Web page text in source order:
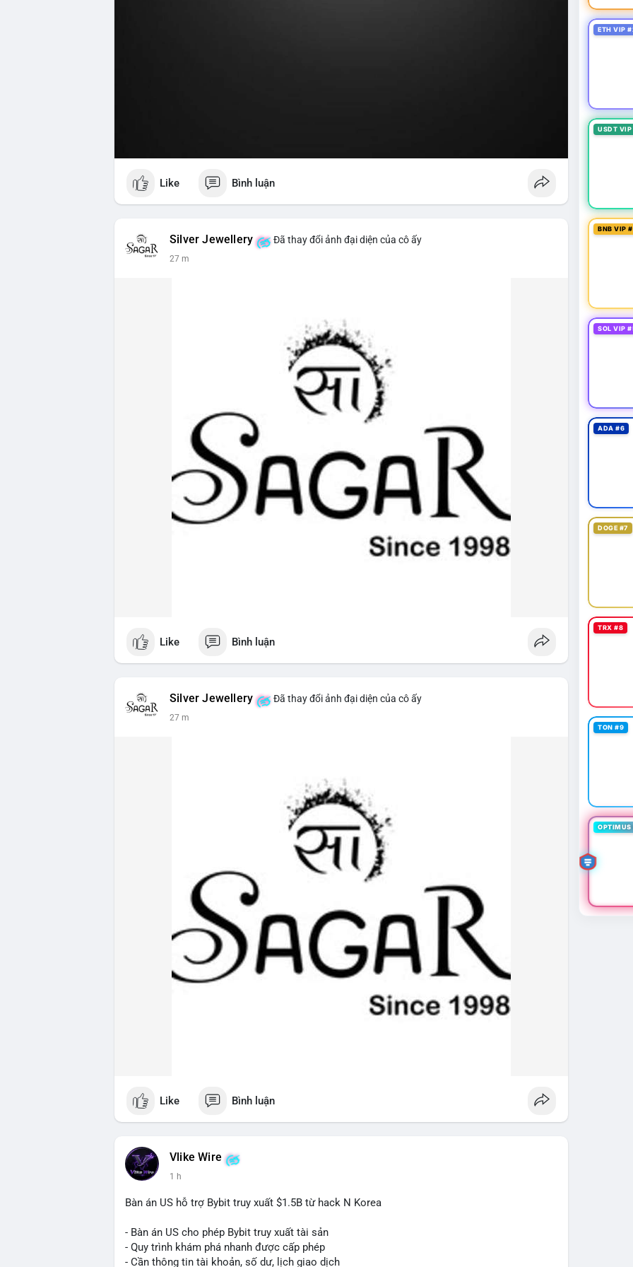
Like Bình luận
Silver Jewellery Đã thay đổi ảnh đại diện của cô ấy
27 m
Like Bình luận
Silver Jewellery Đã thay đổi ảnh đại diện của cô ấy
27 m
Like Bình luận
Vlike Wire
1 h
Bàn án US hỗ trợ Bybit truy xuất $1.5B từ hack N Korea
- Bàn án US cho phép Bybit truy xuất tài sản
- Quy trình khám phá nhanh được cấp phép
- Cần thông tin tài khoản, số dư, lịch giao dịch
ETH VIP
USDT
BNB VIP
SOL VIP
ADA #6
DOGE #7
TRX #8
TON #9
OPTIMUS